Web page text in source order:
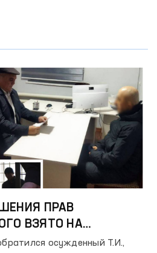
ПРАВ
ВЗЯТО НА
осужденный Т.И.,